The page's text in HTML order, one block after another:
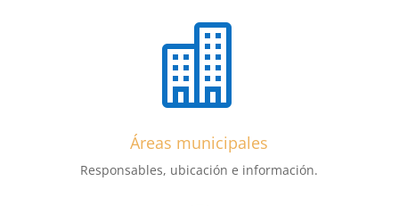

Áreas municipales
Responsables, ubicación e información.